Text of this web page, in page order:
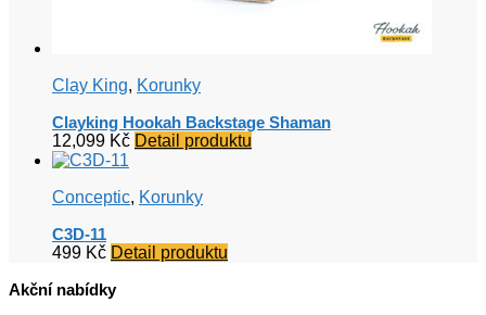
Clay King, Korunky
Clayking Hookah Backstage Shaman
12,099 Kč Detail produktu
Conceptic, Korunky
C3D-11
499 Kč Detail produktu
Akční nabídky